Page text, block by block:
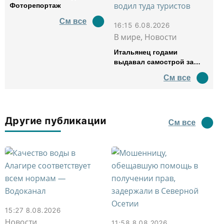
Фоторепортаж
См все 16:15 6.08.2026
В мире, Новости
Итальянец годами
выдавал самострой за
водил туда туристов
См все
Другие публикации См все
15:27 8.08.2026